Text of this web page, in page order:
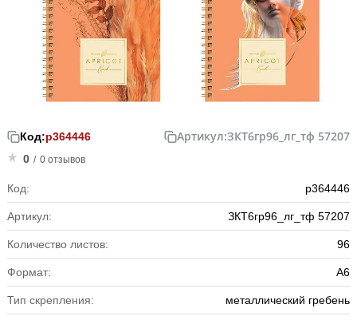
Код:р364446 Артикул:ЗКТ6гр96_лг_тф 57207
0 / 0 отзывов
Код: р364446
Артикул: ЗКТ6гр96_лг_тф 57207
Количество листов: 96
Формат: А6
Тип скрепления: металлический гребень